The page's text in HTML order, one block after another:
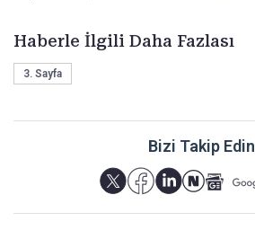
Haberle İlgili Daha Fazlası
3. Sayfa
Bizi Takip Edin